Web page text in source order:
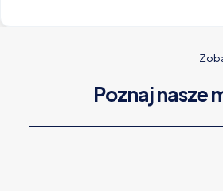
Poznaj nasze